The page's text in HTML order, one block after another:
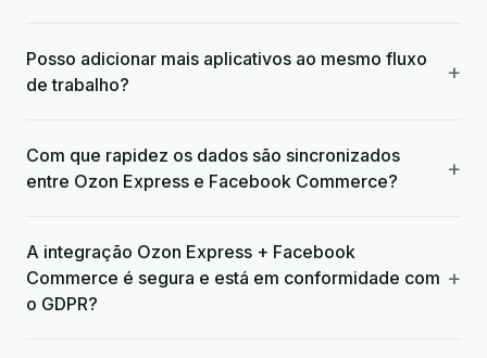
Posso adicionar mais aplicativos ao mesmo fluxo
de trabalho?
+
Com que rapidez os dados são sincronizados
entre Ozon Express e Facebook Commerce?
+
A integração Ozon Express + Facebook
Commerce é segura e está em conformidade com
o GDPR?
+